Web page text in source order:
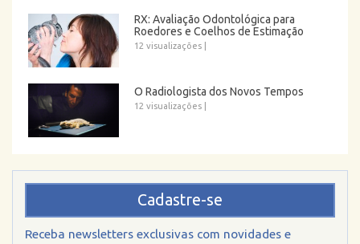
RX: Avaliação Odontológica para
Roedores e Coelhos de Estimação
12 visualizações
O Radiologista dos Novos Tempos
12 visualizações
Cadastre-se
Receba newsletters exclusivas com novidades e